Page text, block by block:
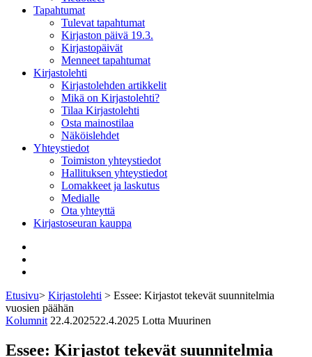
Tapahtumat
Tulevat tapahtumat
Kirjaston päivä 19.3.
Kirjastopäivät
Menneet tapahtumat
Kirjastolehti
Kirjastolehden artikkelit
Mikä on Kirjastolehti?
Tilaa Kirjastolehti
Osta mainostilaa
Näköislehdet
Yhteystiedot
Toimiston yhteystiedot
Hallituksen yhteystiedot
Lomakkeet ja laskutus
Medialle
Ota yhteyttä
Kirjastoseuran kauppa
Etusivu> Kirjastolehti > Essee: Kirjastot tekevät suunnitelmia
vuosien päähän
Kolumnit 22.4.202522.4.2025 Lotta Muurinen
Essee: Kirjastot tekevät suunnitelmia